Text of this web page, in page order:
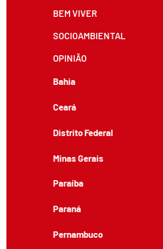
BEM VIVER
SOCIOAMBIENTAL
OPINIÃO
Bahia
Ceará
Distrito Federal
Minas Gerais
Paraíba
Paraná
Pernambuco